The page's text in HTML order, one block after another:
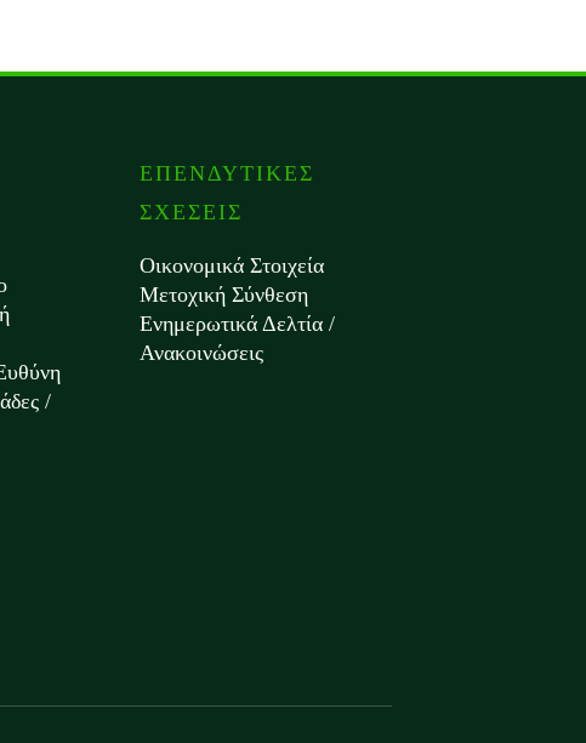
/
ΕΠΕΝΔΥΤΙΚΕΣ
ΣΧΕΣΕΙΣ
Οικονομικά Στοιχεία
Μετοχική Σύνθεση
Ενημερωτικά Δελτία /
Ανακοινώσεις